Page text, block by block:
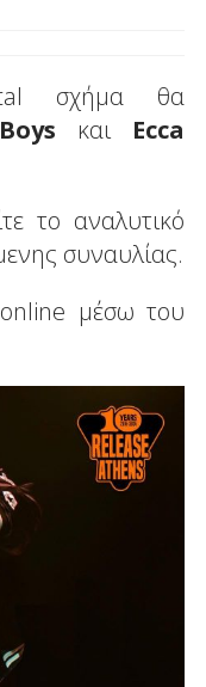
σχήμα θα
και Ecca
το αναλυτικό
συναυλίας.
μέσω του